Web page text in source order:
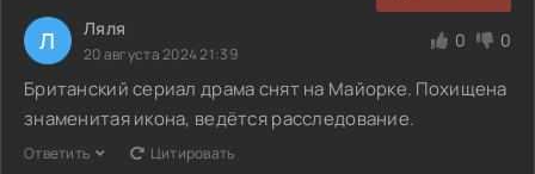
Л Ляля
20 августа 2024 21:39
0 0
Британский сериал драма снят на Майорке. Похищена
знаменитая икона, ведётся расследование.
Ответить Цитировать